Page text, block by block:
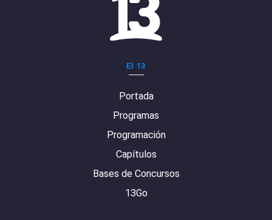
El 13
Portada
Programas
Programación
Capítulos
Bases de Concursos
13Go